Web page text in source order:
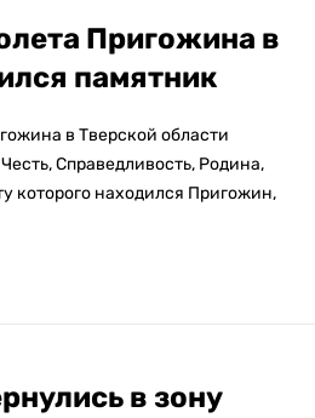
Пригожина в
памятник
в Тверской области
Справедливость, Родина,
которого находился Пригожин,
в зону